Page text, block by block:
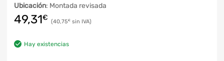
Ubicación: Montada revisada
49,31€ 40,75€
Hay existencias